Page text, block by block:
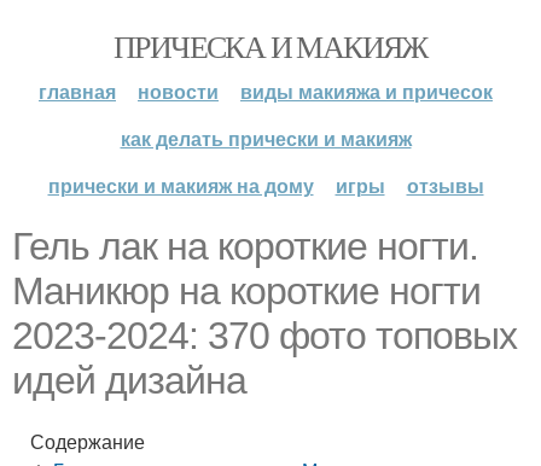
ПРИЧЕСКА И МАКИЯЖ
главная новости
виды макияжа и причесок
как делать прически и макияж
прически и макияж на дому
игры отзывы
Гель лак на короткие ногти.
Маникюр на короткие ногти
2023-2024: 370 фото топовых
идей дизайна
Содержание